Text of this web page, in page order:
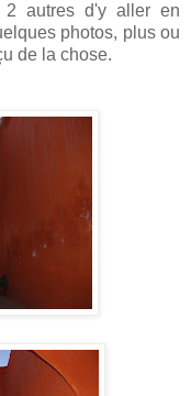
2 autres d'y aller en
photos, plus ou
de la chose.